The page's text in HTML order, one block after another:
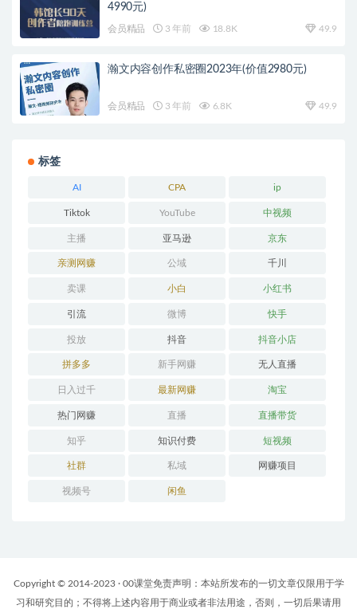
4990元)
会员精品 3 年前 18.8K 49.9
瀚文内容创作私密圈2023年(价值2980元)
会员精品 3 年前 6.8K 49.9
标签
AI CPA ip
Tiktok YouTube 中视频
主播 亚马逊 京东
亲测网赚 公域 千川
卖课 小白 小红书
引流 微博 快手
投放 抖音 抖音小店
拼多多 新手网赚 无人直播
日入过千 最新网赚 淘宝
热门网赚 直播 直播带货
知乎 知识付费 短视频
社群 私域 网赚项目
视频号 闲鱼
Copyright © 2014-2023 · 00课堂免责声明：本站所发布的一切文章仅限用于学
习和研究目的；不得将上述内容用于商业或者非法用途，否则，一切后果请用